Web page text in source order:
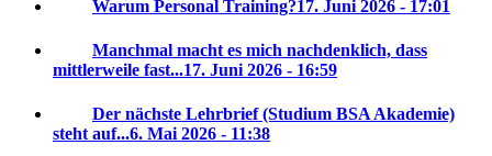
Warum Personal Training?17. Juni 2026 - 17:01
Manchmal macht es mich nachdenklich, dass
mittlerweile fast...17. Juni 2026 - 16:59
Der nächste Lehrbrief (Studium BSA Akademie)
steht auf...6. Mai 2026 - 11:38